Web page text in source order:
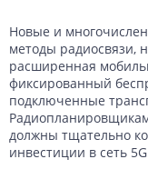
Новые и
методы радиосвязи,
расширенная
фиксированный
подключенные
должны тщательно
инвестиции в сеть